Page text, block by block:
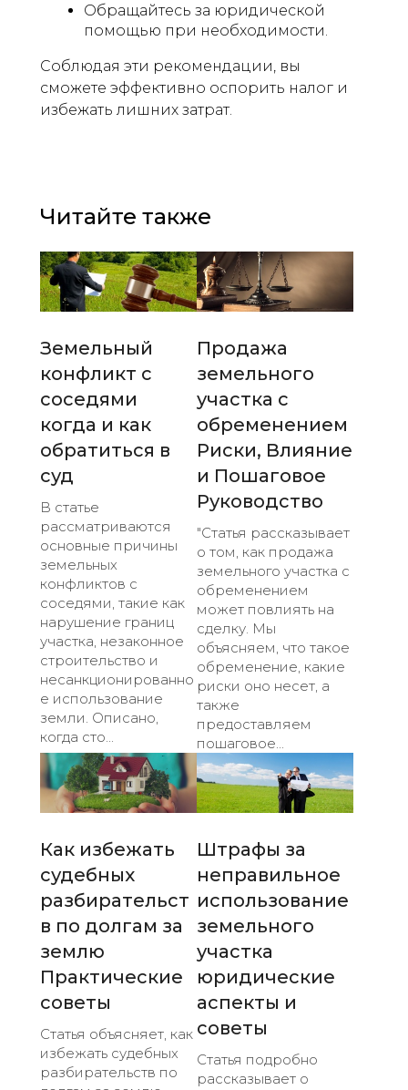
Обращайтесь за юридической
помощью при необходимости.
Соблюдая эти рекомендации, вы
сможете эффективно оспорить налог и
избежать лишних затрат.
Читайте также
Земельный
конфликт с
соседями
когда и как
обратиться в
суд
В статье
рассматриваются
основные причины
земельных
конфликтов с
соседями, такие как
нарушение границ
участка, незаконное
строительство и
несанкционированно
е использование
земли. Описано,
когда сто...
Продажа
земельного
участка с
обременением
Риски, Влияние
и Пошаговое
Руководство
"Статья рассказывает
о том, как продажа
земельного участка с
обременением
может повлиять на
сделку. Мы
объясняем, что такое
обременение, какие
риски оно несет, а
также
предоставляем
пошаговое...
Как избежать
судебных
разбирательст
в по долгам за
землю
Практические
советы
Статья объясняет, как
избежать судебных
разбирательств по
Штрафы за
неправильное
использование
земельного
участка
юридические
аспекты и
советы
Статья подробно
рассказывает о